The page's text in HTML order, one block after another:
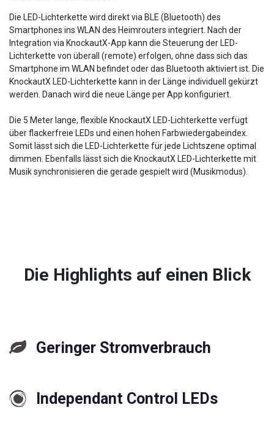
Die LED-Lichterkette wird direkt via BLE (Bluetooth) des
Smartphones ins WLAN des Heimrouters integriert. Nach der
Integration via KnockautX-App kann die Steuerung der LED-
Lichterkette von überall (remote) erfolgen, ohne dass sich das
Smartphone im WLAN befindet oder das Bluetooth aktiviert ist. Die
KnockautX LED-Lichterkette kann in der Länge individuell gekürzt
werden. Danach wird die neue Länge per App konfiguriert.
Die 5 Meter lange, flexible KnockautX LED-Lichterkette verfügt
über flackerfreie LEDs und einen hohen Farbwiedergabeindex.
Somit lässt sich die LED-Lichterkette für jede Lichtszene optimal
dimmen. Ebenfalls lässt sich die KnockautX LED-Lichterkette mit
Musik synchronisieren die gerade gespielt wird (Musikmodus).
Die Highlights auf einen Blick
Geringer Stromverbrauch
Independant Control LEDs